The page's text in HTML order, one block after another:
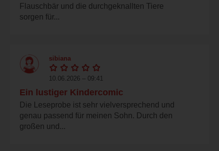
Flauschbär und die durchgeknallten Tiere
sorgen für...
sibiana
10.06.2026 – 09:41
Ein lustiger Kindercomic
Die Leseprobe ist sehr vielversprechend und
genau passend für meinen Sohn. Durch den
großen und...